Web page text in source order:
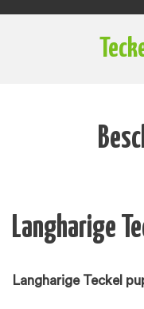
Langharige
Langharige Teckel